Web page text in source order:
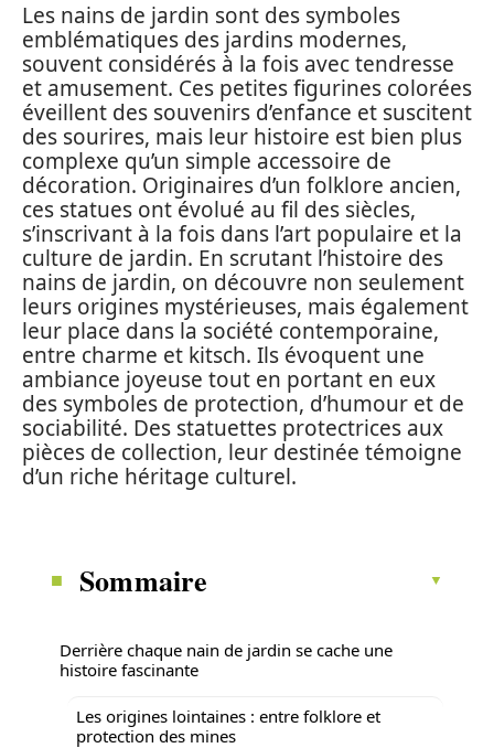
Les nains de jardin sont des symboles
emblématiques des jardins modernes,
souvent considérés à la fois avec tendresse
et amusement. Ces petites figurines colorées
éveillent des souvenirs d’enfance et suscitent
des sourires, mais leur histoire est bien plus
complexe qu’un simple accessoire de
décoration. Originaires d’un folklore ancien,
ces statues ont évolué au fil des siècles,
s’inscrivant à la fois dans l’art populaire et la
culture de jardin. En scrutant l’histoire des
nains de jardin, on découvre non seulement
leurs origines mystérieuses, mais également
leur place dans la société contemporaine,
entre charme et kitsch. Ils évoquent une
ambiance joyeuse tout en portant en eux
des symboles de protection, d’humour et de
sociabilité. Des statuettes protectrices aux
pièces de collection, leur destinée témoigne
d’un riche héritage culturel.
Sommaire
Derrière chaque nain de jardin se cache une
histoire fascinante
Les origines lointaines : entre folklore et
protection des mines